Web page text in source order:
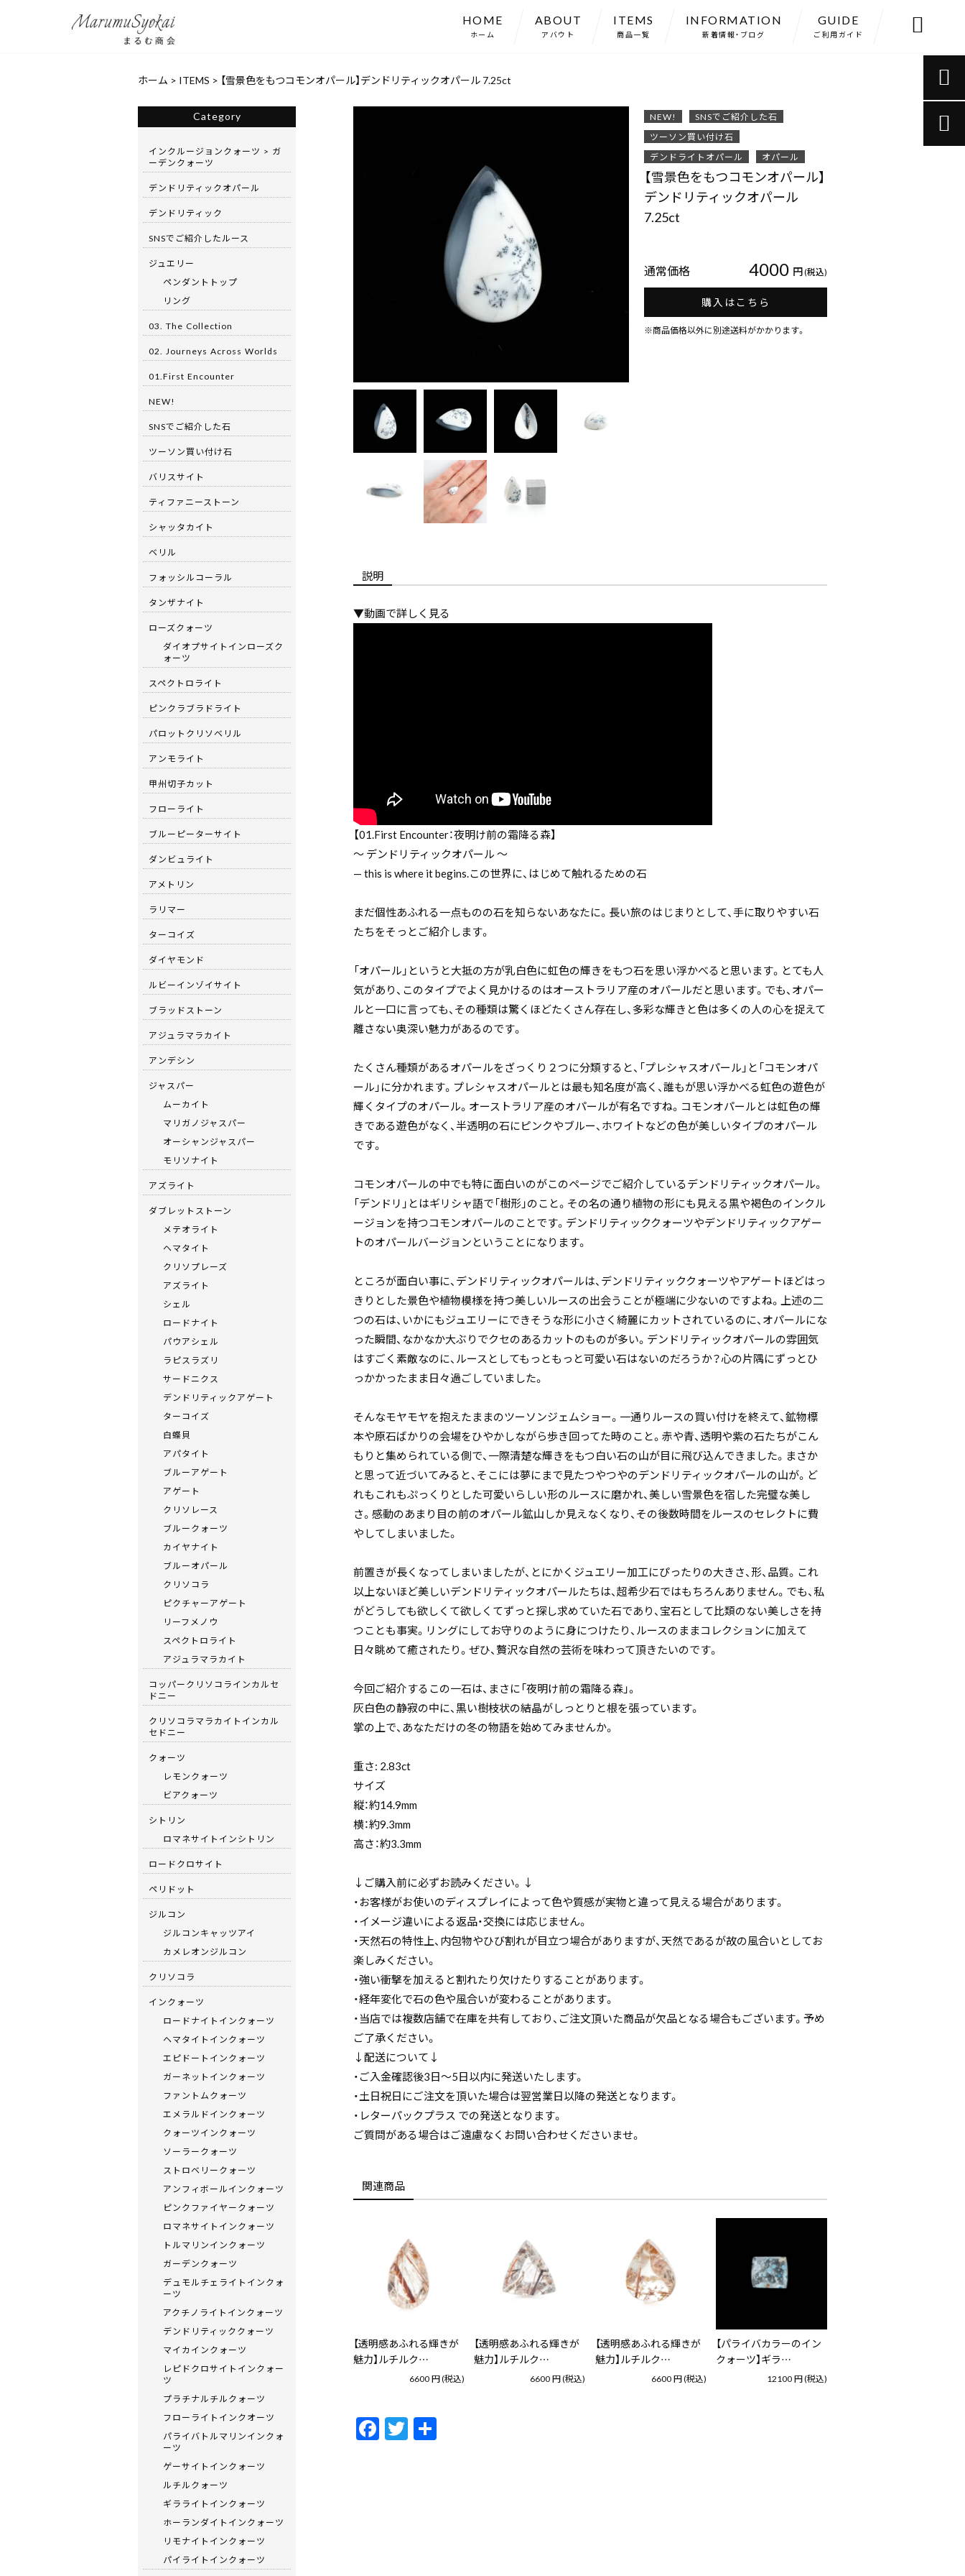
HOME
ホーム
ABOUT
アバウト
ITEMS
商品一覧
INFORMATION
新着情報・ブログ
GUIDE
ご利用ガイド 
ホーム > ITEMS > 【雪景色をもつコモンオパール】デンドリティックオパール 7.25ct
NEW!
SNSでご紹介した石
ツーソン買い付け石
デンドライトオパール
オパール
【雪景色をもつコモンオパール】
デンドリティックオパール
7.25ct
通常価格 4000 円(税込)
購入はこちら
※商品価格以外に別途送料がかかります。
説明
▼動画で詳しく見る
【01.First Encounter：夜明け前の霜降る森】
〜 デンドリティックオパール 〜
— this is where it begins.この世界に、はじめて触れるための石
まだ個性あふれる一点ものの石を知らないあなたに。長い旅のはじまりとして、手に取りやすい石
たちをそっとご紹介します。
「オパール」というと大抵の方が乳白色に虹色の輝きをもつ石を思い浮かべると思います。とても人
気があり、このタイプでよく見かけるのはオーストラリア産のオパールだと思います。でも、オパー
ルと一口に言っても、その種類は驚くほどたくさん存在し、多彩な輝きと色は多くの人の心を捉えて
離さない奥深い魅力があるのです。
たくさん種類があるオパールをざっくり２つに分類すると、「プレシャスオパール」と「コモンオパ
ール」に分かれます。プレシャスオパールとは最も知名度が高く、誰もが思い浮かべる虹色の遊色が
輝くタイプのオパール。オーストラリア産のオパールが有名ですね。コモンオパールとは虹色の輝
きである遊色がなく、半透明の石にピンクやブルー、ホワイトなどの色が美しいタイプのオパール
です。
コモンオパールの中でも特に面白いのがこのページでご紹介しているデンドリティックオパール。
「デンドリ」とはギリシャ語で「樹形」のこと。その名の通り植物の形にも見える黒や褐色のインクル
ージョンを持つコモンオパールのことです。デンドリティッククォーツやデンドリティックアゲー
トのオパールバージョンということになります。
ところが面白い事に、デンドリティックオパールは、デンドリティッククォーツやアゲートほどはっ
きりとした景色や植物模様を持つ美しいルースの出会うことが極端に少ないのですよね。上述の二
つの石は、いかにもジュエリーにできそうな形に小さく綺麗にカットされているのに、オパールにな
った瞬間、なかなか大ぶりでクセのあるカットのものが多い。デンドリティックオパールの雰囲気
はすごく素敵なのに、ルースとしてもっともっと可愛い石はないのだろうか？心の片隅にずっとひ
っかかったまま日々過ごしていました。
そんなモヤモヤを抱えたままのツーソンジェムショー。一通りルースの買い付けを終えて、鉱物標
本や原石ばかりの会場をひやかしながら歩き回ってた時のこと。赤や青、透明や紫の石たちがこん
もりと集められている側で、一際清楚な輝きをもつ白い石の山が目に飛び込んできました。まさか
と思って近づいてみると、そこには夢にまで見たつやつやのデンドリティックオパールの山が。ど
れもこれもぷっくりとした可愛いらしい形のルースに磨かれ、美しい雪景色を宿した完璧な美し
さ。感動のあまり目の前のオパール鉱山しか見えなくなり、その後数時間をルースのセレクトに費
やしてしまいました。
前置きが長くなってしまいましたが、とにかくジュエリー加工にぴったりの大きさ、形、品質。これ
以上ないほど美しいデンドリティックオパールたちは、超希少石ではもちろんありません。でも、私
がどうしても欲しくて欲しくてずっと探し求めていた石であり、宝石として比類のない美しさを持
つことも事実。リングにしてお守りのように身につけたり、ルースのままコレクションに加えて
日々眺めて癒されたり。ぜひ、贅沢な自然の芸術を味わって頂きたいのです。
今回ご紹介するこの一石は、まさに「夜明け前の霜降る森」。
灰白色の静寂の中に、黒い樹枝状の結晶がしっとりと根を張っています。
掌の上で、あなただけの冬の物語を始めてみませんか。
重さ: 2.83ct
サイズ
縦：約14.9mm
横：約9.3mm
高さ：約3.3mm
↓ご購入前に必ずお読みください。↓
・お客様がお使いのディスプレイによって色や質感が実物と違って見える場合があります。
・イメージ違いによる返品・交換には応じません。
・天然石の特性上、内包物やひび割れが目立つ場合がありますが、天然であるが故の風合いとしてお
楽しみください。
・強い衝撃を加えると割れたり欠けたりすることがあります。
・経年変化で石の色や風合いが変わることがあります。
・当店では複数店舗で在庫を共有しており、ご注文頂いた商品が欠品となる場合もございます。予め
ご了承ください。
↓配送について↓
・ご入金確認後3日〜5日以内に発送いたします。
・土日祝日にご注文を頂いた場合は翌営業日以降の発送となります。
・レターパックプラス での発送となります。
ご質問がある場合はご遠慮なくお問い合わせくださいませ。
関連商品
【透明感あふれる輝きが
魅力】ルチルク…
6600円(税込)
【透明感あふれる輝きが
魅力】ルチルク…
6600円(税込)
【透明感あふれる輝きが
魅力】ルチルク…
6600円(税込)
【パライバカラーのイン
クォーツ】ギラ…
12100円(税込)
F
ac
T
w
Category
インクルージョンクォーツ > ガ
ーデンクォーツ
デンドリティックオパール
デンドリティック
SNSでご紹介したルース
ジュエリー
ペンダントトップ
リング
03. The Collection
02. Journeys Across Worlds
01.First Encounter
NEW!
SNSでご紹介した石
ツーソン買い付け石
バリスサイト
ティファニーストーン
シャッタカイト
ベリル
フォッシルコーラル
タンザナイト
ローズクォーツ
ダイオプサイトインローズク
ォーツ
スペクトロライト
ピンクラブラドライト
パロットクリソベリル
アンモライト
甲州切子カット
フローライト
ブルーピーターサイト
ダンビュライト
アメトリン
ラリマー
ターコイズ
ダイヤモンド
ルビーインゾイサイト
ブラッドストーン
アジュラマラカイト
アンデシン
ジャスパー
ムーカイト
マリガノジャスパー
オーシャンジャスパー
モリソナイト
アズライト
ダブレットストーン
メテオライト
ヘマタイト
クリソプレーズ
アズライト
シェル
ロードナイト
パウアシェル
ラピスラズリ
サードニクス
デンドリティックアゲート
ターコイズ
白蝶貝
アパタイト
ブルーアゲート
アゲート
クリソレース
ブルークォーツ
カイヤナイト
ブルーオパール
クリソコラ
ピクチャーアゲート
リーフメノウ
スペクトロライト
アジュラマラカイト
コッパークリソコラインカルセ
ドニー
クリソコラマラカイトインカル
セドニー
クォーツ
レモンクォーツ
ビアクォーツ
シトリン
ロマネサイトインシトリン
ロードクロサイト
ペリドット
ジルコン
ジルコンキャッツアイ
カメレオンジルコン
クリソコラ
インクォーツ
ロードナイトインクォーツ
ヘマタイトインクォーツ
エピドートインクォーツ
ガーネットインクォーツ
ファントムクォーツ
エメラルドインクォーツ
クォーツインクォーツ
ソーラークォーツ
ストロベリークォーツ
アンフィボールインクォーツ
ピンクファイヤークォーツ
ロマネサイトインクォーツ
トルマリンインクォーツ
ガーデンクォーツ
デュモルチェライトインクォ
ーツ
アクチノライトインクォーツ
デンドリティッククォーツ
マイカインクォーツ
レピドクロサイトインクォー
ツ
プラチナルチルクォーツ
フローライトインクオーツ
パライバトルマリンインクォ
ーツ
ゲーサイトインクォーツ
ルチルクォーツ
ギラライトインクォーツ
ホーランダイトインクォーツ
リモナイトインクォーツ
パイライトインクォーツ

